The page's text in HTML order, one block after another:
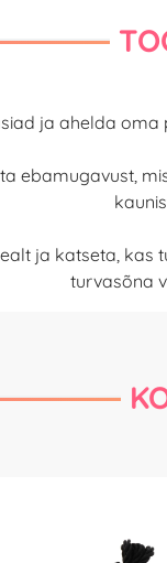
ja ahelda oma
ebamugavust,
ja katseta,
turvasõna